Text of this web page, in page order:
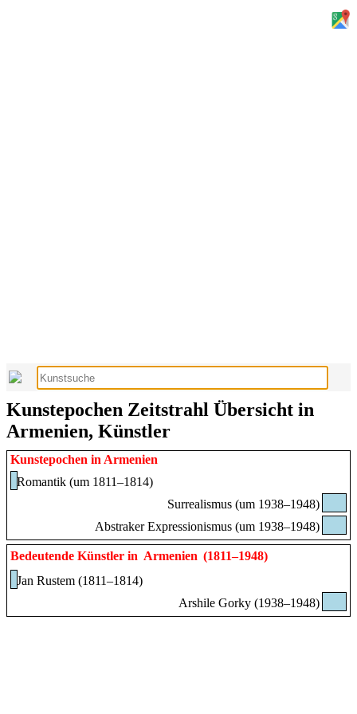
Kunstepochen Zeitstrahl Übersicht in
Armenien, Künstler
Kunstepochen in Armenien
Romantik (um 1811–1814)
Surrealismus (um 1938–1948)
Abstraker Expressionismus (um 1938–1948)
Bedeutende Künstler in Armenien (1811–1948)
Jan Rustem (1811–1814)
Arshile Gorky (1938–1948)